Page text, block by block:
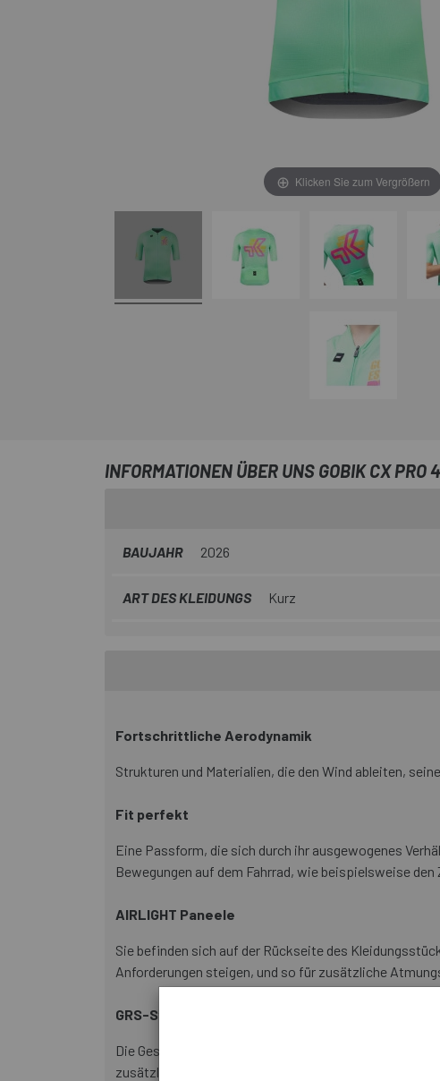
Klicken Sie zum Vergrößern
INFORMATIONEN ÜBER UNS GOBIK CX
BAUJAHR 2026
ART DES KLEIDUNGS Kurz
Fortschrittliche Aerodynamik
Strukturen und Materialien, die den Wind ableiten,
Fit perfekt
Eine Passform, die sich durch ihr ausgewogenes
Bewegungen auf dem Fahrrad, wie beispielsweise
AIRLIGHT Paneele
Sie befinden sich auf der Rückseite des
Anforderungen steigen, und so für zusätzliche
GRS-System
Die Gesäßtaschen verfügen über das patentierte
zusätzliche Sicherheit bietet.